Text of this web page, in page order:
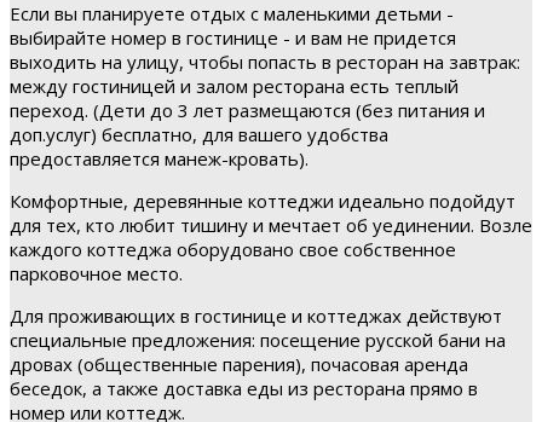
Если вы планируете отдых с маленькими детьми -
выбирайте номер в гостинице - и вам не придется
выходить на улицу, чтобы попасть в ресторан на завтрак:
между гостиницей и залом ресторана есть теплый
переход. (Дети до 3 лет размещаются (без питания и
доп.услуг) бесплатно, для вашего удобства
предоставляется манеж-кровать).
Комфортные, деревянные коттеджи идеально подойдут
для тех, кто любит тишину и мечтает об уединении. Возле
каждого коттеджа оборудовано свое собственное
парковочное место.
Для проживающих в гостинице и коттеджах действуют
специальные предложения: посещение русской бани на
дровах (общественные парения), почасовая аренда
беседок, а также доставка еды из ресторана прямо в
номер или коттедж.